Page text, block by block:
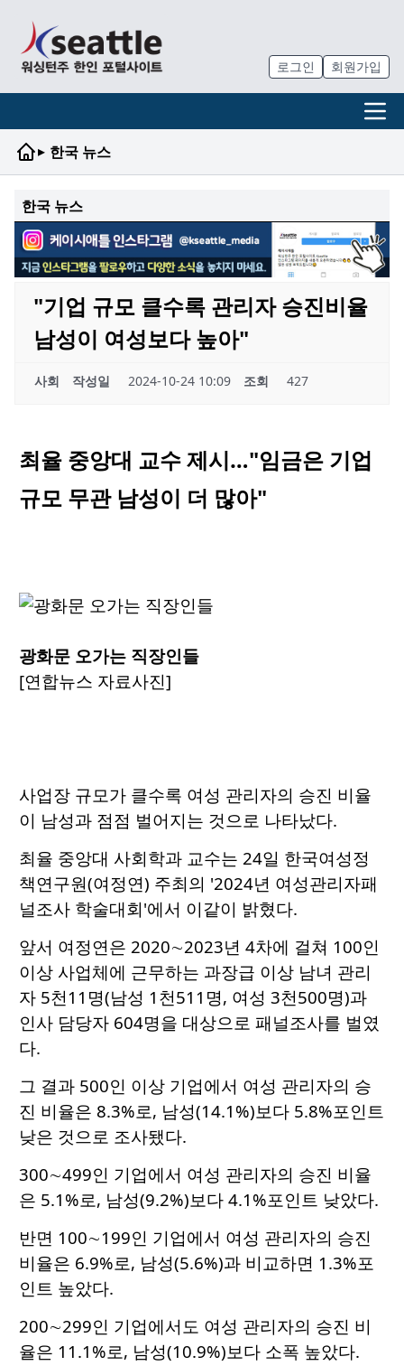
로그인 회원가입
▸ 한국 뉴스
한국 뉴스
"기업 규모 클수록 관리자 승진비율
남성이 여성보다 높아"
사회 작성일 2024-10-24 10:09 조회 427
최율 중앙대 교수 제시…"임금은 기업
규모 무관 남성이 더 많아"
광화문 오가는 직장인들
[연합뉴스 자료사진]
사업장 규모가 클수록 여성 관리자의 승진 비율
이 남성과 점점 벌어지는 것으로 나타났다.
최율 중앙대 사회학과 교수는 24일 한국여성정
책연구원(여정연) 주최의 '2024년 여성관리자패
널조사 학술대회'에서 이같이 밝혔다.
앞서 여정연은 2020∼2023년 4차에 걸쳐 100인
이상 사업체에 근무하는 과장급 이상 남녀 관리
자 5천11명(남성 1천511명, 여성 3천500명)과
인사 담당자 604명을 대상으로 패널조사를 벌였
다.
그 결과 500인 이상 기업에서 여성 관리자의 승
진 비율은 8.3%로, 남성(14.1%)보다 5.8%포인트
낮은 것으로 조사됐다.
300∼499인 기업에서 여성 관리자의 승진 비율
은 5.1%로, 남성(9.2%)보다 4.1%포인트 낮았다.
반면 100∼199인 기업에서 여성 관리자의 승진
비율은 6.9%로, 남성(5.6%)과 비교하면 1.3%포
인트 높았다.
200∼299인 기업에서도 여성 관리자의 승진 비
율은 11.1%로, 남성(10.9%)보다 소폭 높았다.